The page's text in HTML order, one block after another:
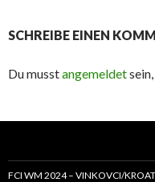
SCHREIBE EINEN
Du musstangemeldet
FCI WM 2024 – VINKOVCI/